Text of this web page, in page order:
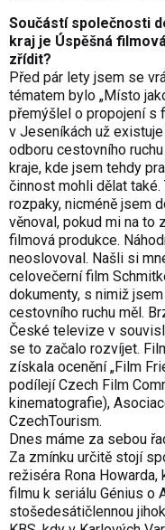
Součástí společnosti
kraj je Úspěšná
zřídit?
Před pár lety jsem se
tématem bylo „Místo
přemýšlel o propojení s
v Jeseníkách už
odboru cestovního
kraje, kde jsem tehdy
činnost mohli dělat
rozpaky, nicméně jsem
věnoval, pokud mi na to
filmová produkce.
neoslovoval. Našli si
celovečerní film
dokumenty, s nimiž
cestovního ruchu měl.
České televize v
se to začalo rozvíjet.
získala ocenění „Film
podílejí Czech Film
kinematografie),
CzechTourism.
Dnes máme za sebou
Za zmínku určitě stojí
režiséra Rona
filmu k seriálu Génius o
stošedesátičlennou